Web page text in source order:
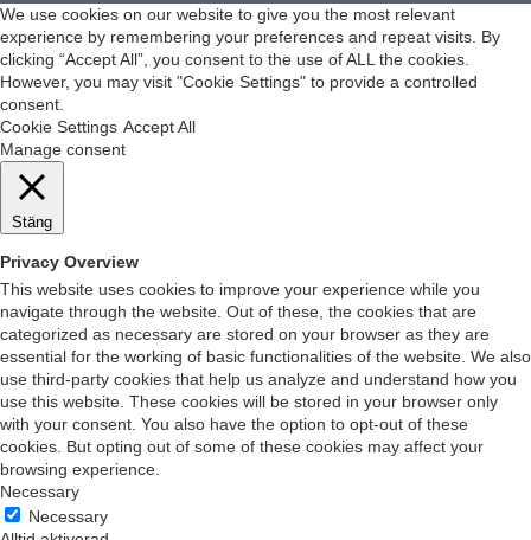
We use cookies on our website to give you the most relevant
experience by remembering your preferences and repeat visits. By
clicking “Accept All”, you consent to the use of ALL the cookies.
However, you may visit "Cookie Settings" to provide a controlled
consent.
Cookie Settings Accept All
Manage consent
Stäng
Privacy Overview
This website uses cookies to improve your experience while you
navigate through the website. Out of these, the cookies that are
categorized as necessary are stored on your browser as they are
essential for the working of basic functionalities of the website. We also
use third-party cookies that help us analyze and understand how you
use this website. These cookies will be stored in your browser only
with your consent. You also have the option to opt-out of these
cookies. But opting out of some of these cookies may affect your
browsing experience.
Necessary
Necessary